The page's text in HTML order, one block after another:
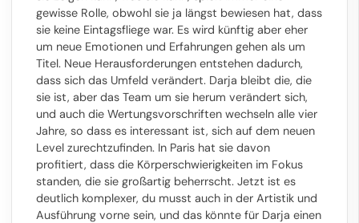
gewisse Rolle, obwohl sie ja längst bewiesen hat, dass
sie keine Eintagsfliege war. Es wird künftig aber eher
um neue Emotionen und Erfahrungen gehen als um
Titel. Neue Herausforderungen entstehen dadurch,
dass sich das Umfeld verändert. Darja bleibt die, die
sie ist, aber das Team um sie herum verändert sich,
und auch die Wertungsvorschriften wechseln alle vier
Jahre, so dass es interessant ist, sich auf dem neuen
Level zurechtzufinden. In Paris hat sie davon
profitiert, dass die Körperschwierigkeiten im Fokus
standen, die sie großartig beherrscht. Jetzt ist es
deutlich komplexer, du musst auch in der Artistik und
Ausführung vorne sein, und das könnte für Darja einen